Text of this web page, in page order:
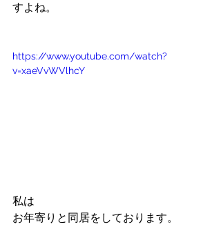
すよね。
https://www.youtube.com/watch?
v=xaeVvWVlhcY
私は
お年寄りと同居をしております。